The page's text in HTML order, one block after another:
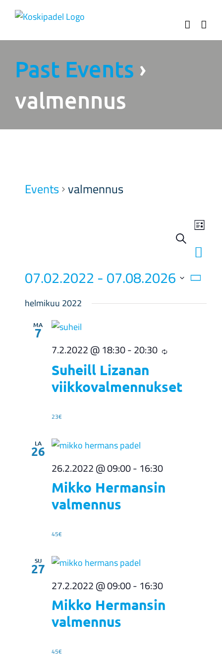
Ohita
Past Events ›
valmennus
Events valmennus
Events
and
Views
SearchList
07.02.2022 - 07.08.2026
Select
date.
helmikuu 2022
MA
7
7.2.2022 @ 18:30-20:30
Suheill Lizanan
viikkovalmennukset
23€
LA
26
26.2.2022 @ 09:00-16:30
Mikko Hermansin
valmennus
45€
SU
27
27.2.2022 @ 09:00-16:30
Mikko Hermansin
valmennus
45€